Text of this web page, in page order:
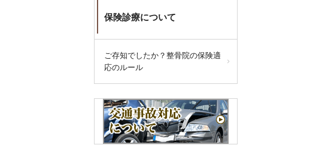
保険診療について
ご存知でしたか？整骨院の保険適
応のルール